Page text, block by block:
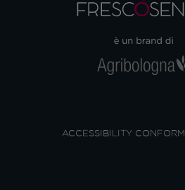
ACCESSIBILITY